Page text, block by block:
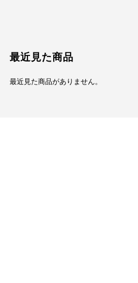
最近見た商品
最近見た商品がありません。